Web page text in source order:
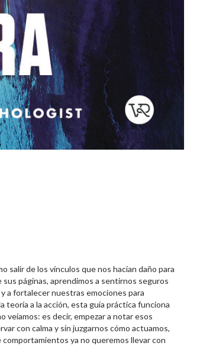
salir de los vínculos que nos hacían daño para
páginas, aprendimos a sentirnos seguros
a fortalecer nuestras emociones para
teoría a la acción, esta guía práctica funciona
veíamos: es decir, empezar a notar esos
con calma y sin juzgarnos cómo actuamos,
ya no queremos llevar con